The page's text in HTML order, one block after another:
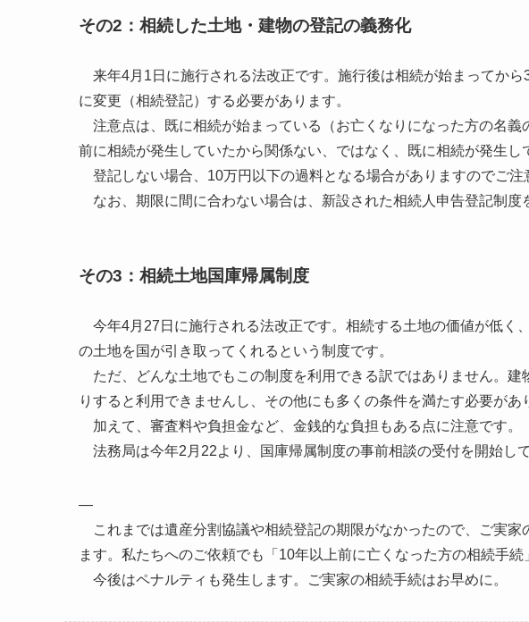
その2：相続した土地・建物の登記の義務化
来年4月1日に施行される法改正です。施行後は相続が始まってか
に変更（相続登記）する必要があります。
注意点は、既に相続が始まっている（お亡くなりになった方の名義
前に相続が発生していたから関係ない、ではなく、既に相続が発生し
登記しない場合、10万円以下の過料となる場合がありますのでご注
なお、期限に間に合わない場合は、新設された相続人申告登記制度
その3：相続土地国庫帰属制度
今年4月27日に施行される法改正です。相続する土地の価値が低く
の土地を国が引き取ってくれるという制度です。
ただ、どんな土地でもこの制度を利用できる訳ではありません。建
りすると利用できませんし、その他にも多くの条件を満たす必要があ
加えて、審査料や負担金など、金銭的な負担もある点に注意です。
法務局は今年2月22より、国庫帰属制度の事前相談の受付を開始して
—
これまでは遺産分割協議や相続登記の期限がなかったので、ご実
ます。私たちへのご依頼でも「10年以上前に亡くなった方の相続手続
今後はペナルティも発生します。ご実家の相続手続はお早めに。